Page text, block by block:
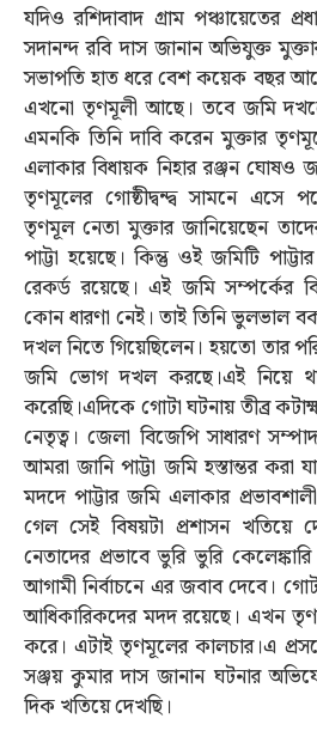
যদিও রশিদাবাদ গ্রাম পঞ্চায়েতের
সদানন্দ রবি দাস জানান অভিযুক্ত
সভাপতি হাত ধরে বেশ কয়েক বছর
এখনো তৃণমূলী আছে। তবে জমি
এমনকি তিনি দাবি করেন মুক্তার
এলাকার বিধায়ক নিহার রঞ্জন ঘোষও
তৃণমূলের গোষ্ঠীদ্বন্দ্ব সামনে এসে
তৃণমূল নেতা মুক্তার জানিয়েছেন
পাট্টা হয়েছে। কিন্তু ওই জমিটি
রেকর্ড রয়েছে। এই জমি সম্পর্কের
কোন ধারণা নেই। তাই তিনি ভুলভাল
দখল নিতে গিয়েছিলেন। হয়তো তার
জমি ভোগ দখল করছে।এই নিয়ে
করেছি।এদিকে গোটা ঘটনায় তীব্র
নেতৃত্ব। জেলা বিজেপি সাধারণ
আমরা জানি পাট্টা জমি হস্তান্তর করা
মদদে পাট্টার জমি এলাকার
গেল সেই বিষয়টা প্রশাসন
নেতাদের প্রভাবে ভুরি ভুরি
আগামী নির্বাচনে এর জবাব দেবে।
আধিকারিকদের মদদ রয়েছে। এখন
করে। এটাই তৃণমূলের কালচার।এ
সঞ্জয় কুমার দাস জানান ঘটনার
দিক খতিয়ে দেখছি।